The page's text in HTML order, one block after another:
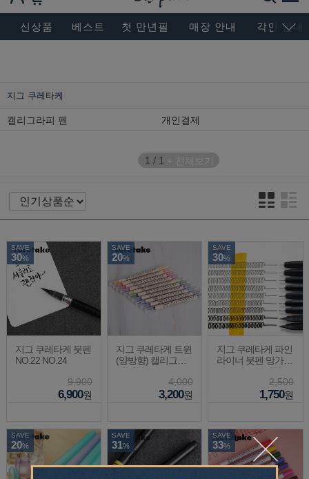
BESEN MASTERPIECE, SINCE 2004
신상품 베스트 첫 만년필 매장 안내 각인 안내
지그 쿠레타케
캘리그라피 펜 개인결제
1 / 1 + 전체보기
SAVE
30%
지그 쿠레타케 붓펜
NO.22 NO.24
9,900
6,900원
SAVE
20%
지그 쿠레타케 트윈
(양방향) 캘리그라
4,000
3,200원
SAVE
30%
지그 쿠레타케 파인
라이너 붓펜 망가카
2,500
1,750원
SAVE
20%
SAVE
31%
SAVE
33%